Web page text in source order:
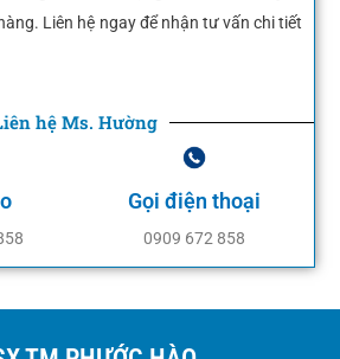
Liên hệ ngay để nhận tư vấn chi tiết
hệ Ms. Hường
Gọi điện thoại
0909 672 858